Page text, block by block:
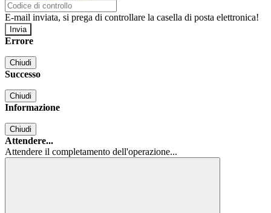
E-mail inviata, si prega di controllare la casella di posta elettronica!
Errore
Chiudi
Successo
Chiudi
Informazione
Chiudi
Attendere...
Attendere il completamento dell'operazione...